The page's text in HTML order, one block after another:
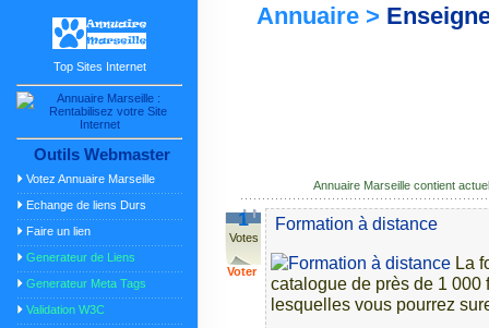
Top Sites Internet
Outils Webmaster
Votez Annuaire Marseille
Echange de liens Durs
Faire un lien
Generateur de Liens
Generateur Meta Tags
Validation W3C
Annuaire >
Annuaire Marseille contient
1
Votes
Voter
Formation à distance
La
catalogue de près de 1 000
lesquelles vous pourrez